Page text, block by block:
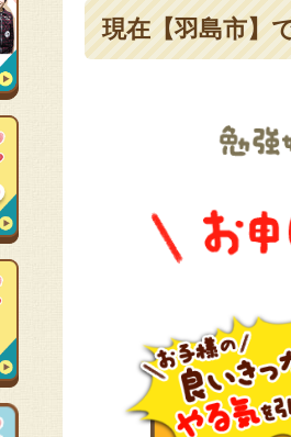
現在【羽島市】